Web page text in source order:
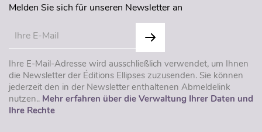
Melden Sie sich für unseren Newsletter an
Ihre E-Mail-Adresse wird ausschließlich verwendet, um Ihnen
die Newsletter der Éditions Ellipses zuzusenden. Sie können
jederzeit den in der Newsletter enthaltenen Abmeldelink
nutzen.. Mehr erfahren über die Verwaltung Ihrer Daten und
Ihre Rechte